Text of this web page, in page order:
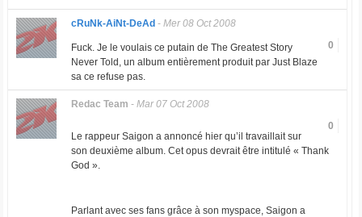
cRuNk-AiNt-DeAd - Mer 08 Oct 2008
0
Fuck. Je le voulais ce putain de The Greatest Story
Never Told, un album entièrement produit par Just Blaze
sa ce refuse pas.
Redac Team - Mar 07 Oct 2008
0
Le rappeur Saigon a annoncé hier qu’il travaillait sur
son deuxième album. Cet opus devrait être intitulé « Thank
God ».
Parlant avec ses fans grâce à son myspace, Saigon a